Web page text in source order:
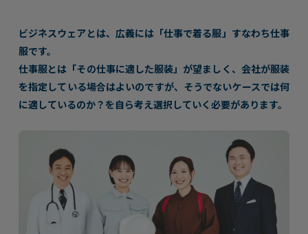
ビジネスウェアとは、広義には「仕事で着る服」すなわち仕事
服です。
仕事服とは「その仕事に適した服装」が望ましく、会社が服装
を指定している場合はよいのですが、 そうでないケースでは何
に適しているのか？を自ら考え選択していく必要があります。